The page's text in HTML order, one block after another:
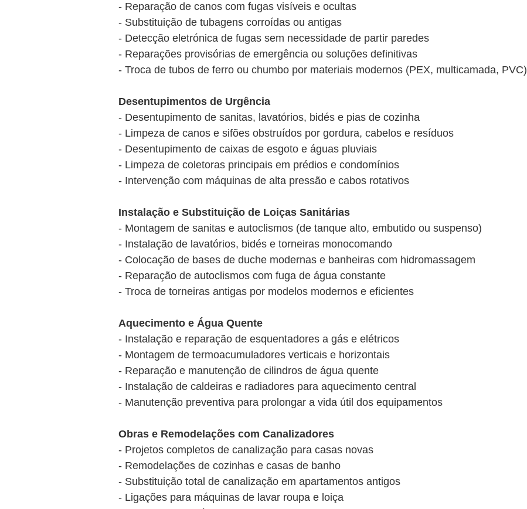
- Reparação de canos com fugas visíveis e ocultas
- Substituição de tubagens corroídas ou antigas
- Detecção eletrónica de fugas sem necessidade de partir paredes
- Reparações provisórias de emergência ou soluções definitivas
- Troca de tubos de ferro ou chumbo por materiais modernos (PEX, multicamada, PVC)
Desentupimentos de Urgência
- Desentupimento de sanitas, lavatórios, bidés e pias de cozinha
- Limpeza de canos e sifões obstruídos por gordura, cabelos e resíduos
- Desentupimento de caixas de esgoto e águas pluviais
- Limpeza de coletoras principais em prédios e condomínios
- Intervenção com máquinas de alta pressão e cabos rotativos
Instalação e Substituição de Loiças Sanitárias
- Montagem de sanitas e autoclismos (de tanque alto, embutido ou suspenso)
- Instalação de lavatórios, bidés e torneiras monocomando
- Colocação de bases de duche modernas e banheiras com hidromassagem
- Reparação de autoclismos com fuga de água constante
- Troca de torneiras antigas por modelos modernos e eficientes
Aquecimento e Água Quente
- Instalação e reparação de esquentadores a gás e elétricos
- Montagem de termoacumuladores verticais e horizontais
- Reparação e manutenção de cilindros de água quente
- Instalação de caldeiras e radiadores para aquecimento central
- Manutenção preventiva para prolongar a vida útil dos equipamentos
Obras e Remodelações com Canalizadores
- Projetos completos de canalização para casas novas
- Remodelações de cozinhas e casas de banho
- Substituição total de canalização em apartamentos antigos
- Ligações para máquinas de lavar roupa e loiça